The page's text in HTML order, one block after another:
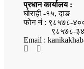
प्रधान कार्यालय :
घोराही -१५, दाङ
फोन नं : ९८५७८-
९८५७८-
Email :